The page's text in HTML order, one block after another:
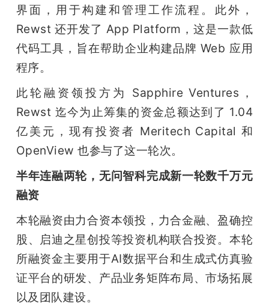
界面，用于构建和管理工作流程。此外，
Rewst 还开发了 App Platform，这是一款低
代码工具，旨在帮助企业构建品牌 Web 应用
程序。
此轮融资领投方为 Sapphire Ventures，
Rewst 迄今为止筹集的资金总额达到了 1.04
亿美元，现有投资者 Meritech Capital 和
OpenView 也参与了这一轮次。
半年连融两轮，无问智科完成新一轮数千万元
融资
本轮融资由力合资本领投，力合金融、盈确控
股、启迪之星创投等投资机构联合投资。本轮
所融资金主要用于AI数据平台和生成式仿真验
证平台的研发、产品业务矩阵布局、市场拓展
以及团队建设。